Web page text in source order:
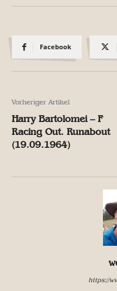
Facebook
Vorheriger Artikel
Harry Bartolomei – F
Racing Out. Runabout
(19.09.1964)
https://